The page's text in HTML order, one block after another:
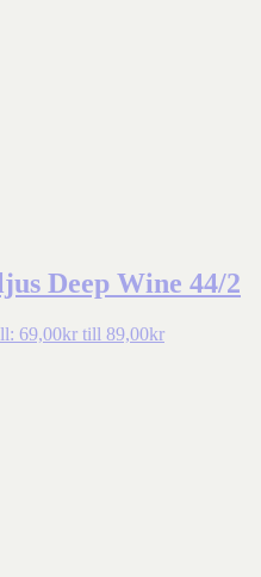
Deep Wine 44/2
69,00kr till 89,00kr